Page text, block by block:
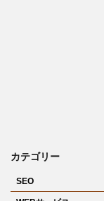
カテゴリー
SEO